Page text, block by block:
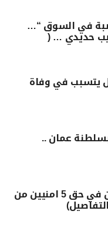
في السوق “…
حديدي … (
يتسبب في وفاة
عمان ..
ابطاقة ايداع بالسجن في حق 5 امنيين من